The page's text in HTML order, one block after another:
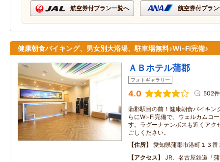
航空券付プラン一覧へ 航空券付プラ
健康朝食バイキング、男女別大浴場、駐車場無料♪Wi-Fi完備♪
ＡＢホテル蒲郡
フォトギャラリー
4.0 502件
蒲郡駅目の前！健康朝食バイキン
らにWi-Fi完備で、ウェルカムコ
す。ラグーナテンボスも近くアク
ごしください。
住所
愛知県蒲郡市港町１３番
アクセス
JR、名古屋鉄道「